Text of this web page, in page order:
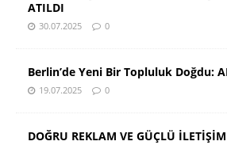
ATILDI
30.07.2025 0
Berlin’de Yeni Bir Topluluk Doğdu: AI
19.07.2025 0
DOĞRU REKLAM VE GÜÇLÜ İLETİŞİM